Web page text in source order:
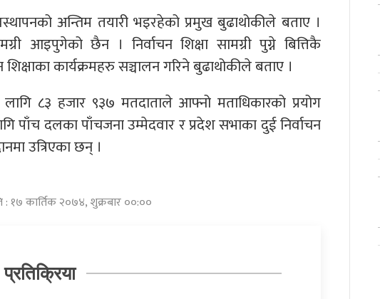
अन्तिम तयारी भइरहेको प्रमुख बुढाथोकीले बताए ।
आइपुगेको छैन । निर्वाचन शिक्षा सामग्री पुग्ने बित्तिकै
कार्यक्रमहरु सञ्चालन गरिने बुढाथोकीले बताए ।
८३ हजार ९३७ मतदाताले आफ्नो मताधिकारको प्रयोग
पाँच दलका पाँचजना उम्मेदवार र प्रदेश सभाका दुई निर्वाचन
उत्रिएका छन् ।
: १७ कार्तिक २०७४, शुक्रबार ००:००
प्रतिक्रिया